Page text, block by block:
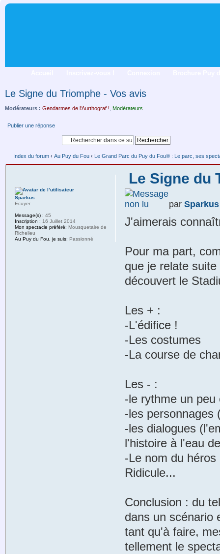
Le Signe du Triomphe - Vos avis
Modérateurs : Gendarmes de l'Aurthograf ! Modérateurs
Publier une réponse
Index du forum ‹ Au Puy du Fou ‹ Le Grand Parc du Puy du Fou® : Le parc, ses
Le Signe du
par Sparkus
J'aimerais
Pour ma part,
que je relate
découvert le
Les + :
-L'édifice !
-Les costumes
-La course de
Les - :
-le rythme un
-les personnages
-les dialogues
l'histoire à l'eau
-Le nom du
Ridicule...
Conclusion : du
dans un scénario
tant qu'à faire,
tellement le
Sparkus
Ecuyer
Message(s) : 45
Inscription : 16 Juillet 2014
Mon spectacle préféré: Mousquetaire de
Richelieu
Au Puy du Fou, je suis: Passionné